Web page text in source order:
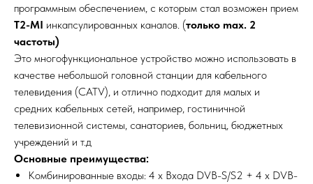
программным обеспечением, с которым стал возможен прием
T2-MI инкапсулированных каналов. (только max. 2
частоты)
Это многофункциональное устройство можно использовать в
качестве небольшой головной станции для кабельного
телевидения (CATV), и отлично подходит для малых и
средних кабельных сетей, например, гостиничной
телевизионной системы, санаториев, больниц, бюджетных
учреждений и т.д
Основные преимущества:
Комбинированные входы: 4 x Входа DVB-S/S2 + 4 x DVB-